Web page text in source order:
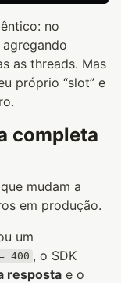
no
as threads. Mas
próprio “slot” e
completa
mudam a
em produção.
um
400 , o SDK
resposta e o